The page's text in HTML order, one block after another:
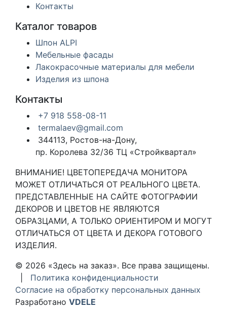
Контакты
Каталог товаров
Шпон ALPI
Мебельные фасады
Лакокрасочные материалы для мебели
Изделия из шпона
Контакты
+7 918 558-08-11
termalaev@gmail.com
344113, Ростов-на-Дону,
пр. Королева 32/36 ТЦ «Стройквартал»
ВНИМАНИЕ! ЦВЕТОПЕРЕДАЧА МОНИТОРА
МОЖЕТ ОТЛИЧАТЬСЯ ОТ РЕАЛЬНОГО ЦВЕТА.
ПРЕДСТАВЛЕННЫЕ НА САЙТЕ ФОТОГРАФИИ
ДЕКОРОВ И ЦВЕТОВ НЕ ЯВЛЯЮТСЯ
ОБРАЗЦАМИ, А ТОЛЬКО ОРИЕНТИРОМ И МОГУТ
ОТЛИЧАТЬСЯ ОТ ЦВЕТА И ДЕКОРА ГОТОВОГО
ИЗДЕЛИЯ.
© 2026 «Здесь на заказ». Все права защищены.
Политика конфиденциальности
Согласие на обработку персональных данных
Разработано VDELE